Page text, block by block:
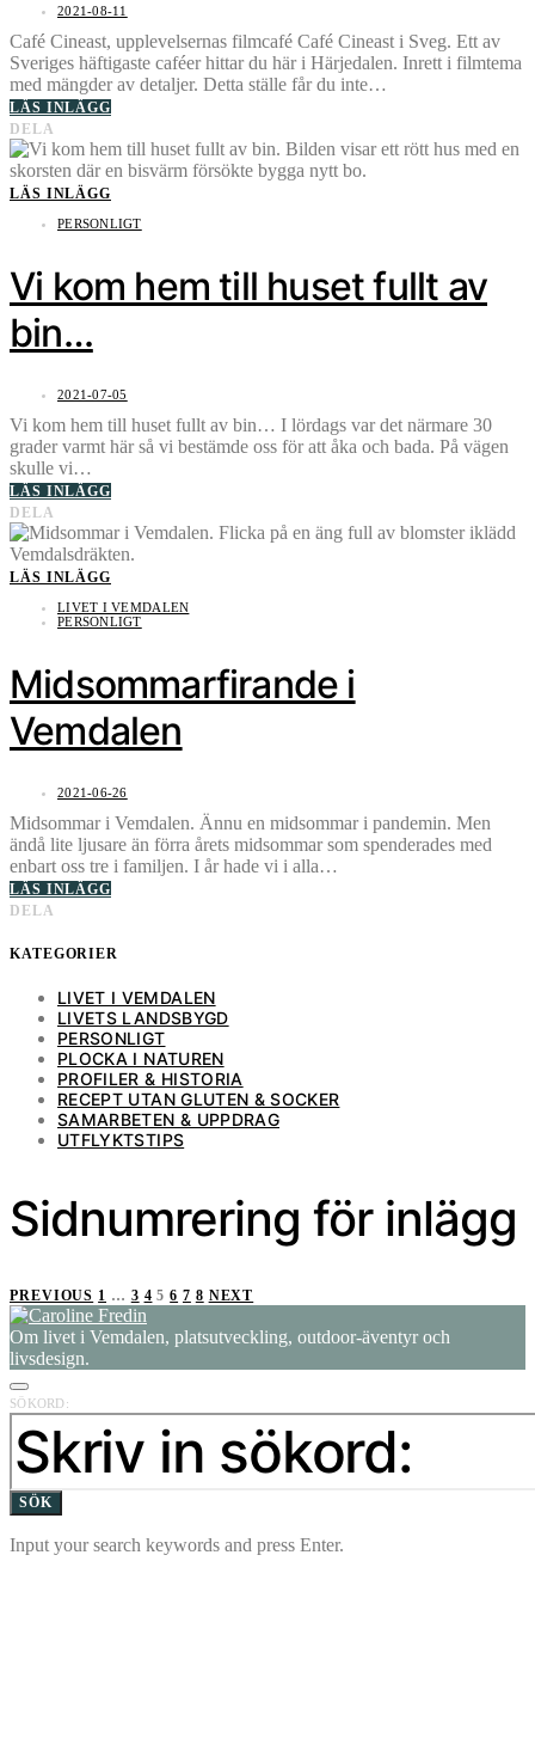
2021-08-11
Café Cineast, upplevelsernas filmcafé Café Cineast i Sveg. Ett av
Sveriges häftigaste caféer hittar du här i Härjedalen. Inrett i filmtema
med mängder av detaljer. Detta ställe får du inte…
LÄS INLÄGG
DELA
LÄS INLÄGG
PERSONLIGT
Vi kom hem till huset fullt av
bin…
2021-07-05
Vi kom hem till huset fullt av bin… I lördags var det närmare 30
grader varmt här så vi bestämde oss för att åka och bada. På vägen
skulle vi…
LÄS INLÄGG
DELA
LÄS INLÄGG
LIVET I VEMDALEN
PERSONLIGT
Midsommarfirande i
Vemdalen
2021-06-26
Midsommar i Vemdalen. Ännu en midsommar i pandemin. Men
ändå lite ljusare än förra årets midsommar som spenderades med
enbart oss tre i familjen. I år hade vi i alla…
LÄS INLÄGG
DELA
KATEGORIER
LIVET I VEMDALEN
LIVETS LANDSBYGD
PERSONLIGT
PLOCKA I NATUREN
PROFILER & HISTORIA
RECEPT UTAN GLUTEN & SOCKER
SAMARBETEN & UPPDRAG
UTFLYKTSTIPS
Sidnumrering för inlägg
PREVIOUS 1 … 3 4 5 6 7 8 NEXT
Om livet i Vemdalen, platsutveckling, outdoor-äventyr och
livsdesign.
SÖKORD:
SÖK
Input your search keywords and press Enter.